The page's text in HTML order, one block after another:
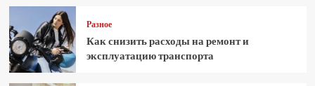
Разное
Как снизить расходы на ремонт и
эксплуатацию транспорта